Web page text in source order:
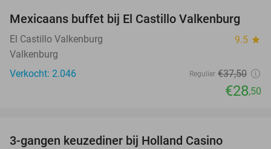
24%
Mexicaans buffet bij El Castillo Valkenburg
El Castillo Valkenburg 9.5 star
Valkenburg
Verkocht: 2.046
Regulier €37,50
€28,50
3-gangen keuzediner bij Holland Casino